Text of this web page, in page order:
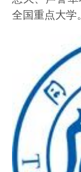
全国重点大学。